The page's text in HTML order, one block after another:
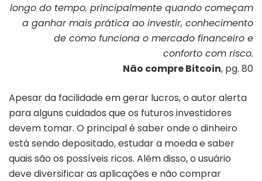
longo do tempo, principalmente quando começam
a ganhar mais prática ao investir, conhecimento
de como funciona o mercado financeiro e
conforto com risco.
Não compre Bitcoin, pg. 80
Apesar da facilidade em gerar lucros, o autor alerta
para alguns cuidados que os futuros investidores
devem tomar. O principal é saber onde o dinheiro
está sendo depositado, estudar a moeda e saber
quais são os possíveis ricos. Além disso, o usuário
deve diversificar as aplicações e não comprar